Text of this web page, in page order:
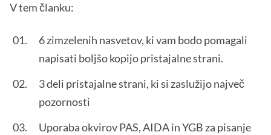
V tem članku:
6 zimzelenih nasvetov, ki vam bodo pomagali
napisati boljšo kopijo pristajalne strani.
3 deli pristajalne strani, ki si zaslužijo največ
pozornosti
Uporaba okvirov PAS, AIDA in YGB za pisanje